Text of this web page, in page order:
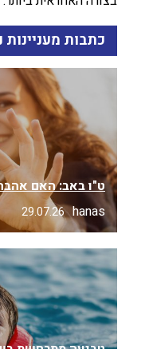
כתבות מעניינות
ט"ו באב: האם
hanas
29.07.26